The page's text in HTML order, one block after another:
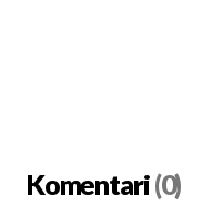
Komentari(0)